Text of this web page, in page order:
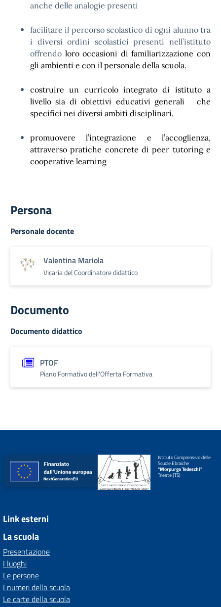
anche delle analogie presenti
facilitare il percorso scolastico di ogni alunno tra
i diversi ordini scolastici presenti nell’istituto
offrendo loro occasioni di familiarizzazione con
gli ambienti e con il personale della scuola.
costruire un curricolo integrato di istituto a
livello sia di obiettivi educativi generali che
specifici nei diversi ambiti disciplinari.
promuovere l’integrazione e l’accoglienza,
attraverso pratiche concrete di peer tutoring e
cooperative learning
Persona
Personale docente
Valentina Mariola
Vicaria del Coordinatore didattico
Documento
Documento didattico
PTOF
Piano Formativo dell'Offerta Formativa
Istituto Comprensivo delle
Scuole Ebraiche
"Morpurgo Tedeschi"
Trieste (TS)
Link esterni
La scuola
Presentazione
I luoghi
Le persone
I numeri della scuola
Le carte della scuola